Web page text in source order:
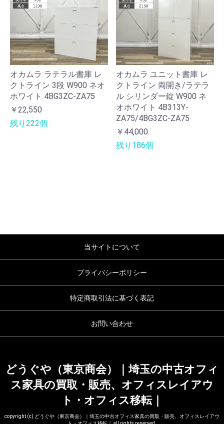
オカムラ ラテラル書庫 レ
クトライン 3段 W900 ネオ
ホワイト 4BG3ZC-ZA75
￥22,550
残り222個
オカムラ ユニット書庫 レ
クトライン 両開き/ラテラ
ル シリンダー錠 W900 ネ
オホワイト 4B313Y-
ZA75/4BG3ZC-ZA75
￥44,000
残り186個
当サイトについて
プライバシーポリシー
特定商取引法に基づく表記
お問い合わせ
どうぐや（東京商会）｜埼玉の中古オフィ
ス家具の買取・販売、オフィスレイアウ
ト・オフィス移転｜
copyright (c) どうぐや（東京商会）｜埼玉の中古オフィス家具の買取・販売、オフィスレイアウ